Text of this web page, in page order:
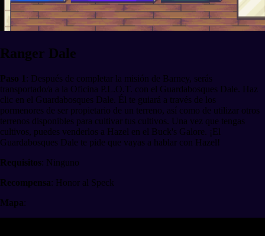
Ranger Dale
Paso 1 : Después de completar la misión de Barney, serás
transportado/a a la Oficina P.L.O.T. con el Guardabosques Dale. Haz
clic en el Guardabosques Dale. Él te guiará a través de los
pormenores de ser propietario de un terreno, así como de utilizar otros
terrenos disponibles para cultivar tus cultivos. Una vez que tengas
cultivos, puedes venderlos a Hazel en el Buck's Galore. ¡El
Guardabosques Dale te pide que vayas a hablar con Hazel!
Requisitos: Ninguno
Recompensa: Honor al Speck
Mapa: